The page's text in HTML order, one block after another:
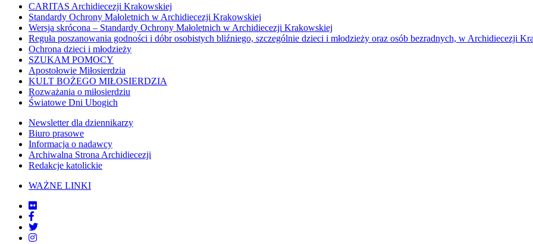
CARITAS Archidiecezji Krakowskiej
Standardy Ochrony Małoletnich w Archidiecezji Krakowskiej
Wersja skrócona – Standardy Ochrony Małoletnich w Archidiecezji Krakowskiej
Reguła poszanowania godności i dóbr osobistych bliźniego, szczególnie dzieci i młodzieży oraz osób bezradnych, w Archidiecezji
Ochrona dzieci i młodzieży
SZUKAM POMOCY
Apostołowie Miłosierdzia
KULT BOŻEGO MIŁOSIERDZIA
Rozważania o miłosierdziu
Światowe Dni Ubogich
Newsletter dla dziennikarzy
Biuro prasowe
Informacja o nadawcy
Archiwalna Strona Archidiecezji
Redakcje katolickie
WAŻNE LINKI